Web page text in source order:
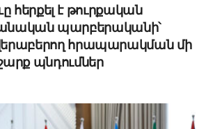
հերքել է թուրքական
պարբերականի՝
հրապարակման մի
պնդումներ